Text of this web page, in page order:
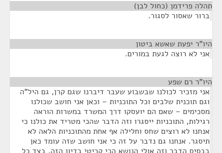
תהלה פרידמן (כחול לבן)
ברור שאסור לסגור.
היו"ר יפעת שאשא ביטון
אני לא רוצה לגעת במורים.
היו"ר רם שפע
אני מזכיר לכולנו שבשבוע שעבר דיברנו שגם קרן, גם היל"ה
וגם תוכנית שלבים וכל התוכניות – וכאן אני חושב שכולנו
מסכימים – שאם הם יועסקו דרך המשרד במשרות הוראה
רגילות, התוכניות ייסגרו וזה הדבר שהכי מטריד את כולנו כי
אנחנו לא רוצים שחס וחלילה אף אחת מהתוכניות הלאה לא
תיסגר. אנחנו גם נדבר על זה כי אני חושב שזה עומד כאן